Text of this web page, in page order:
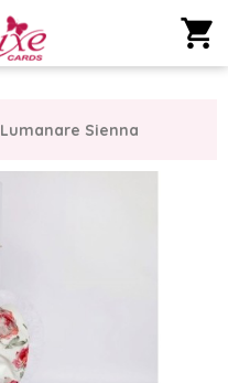
shopping_cart
Lumanare Sienna